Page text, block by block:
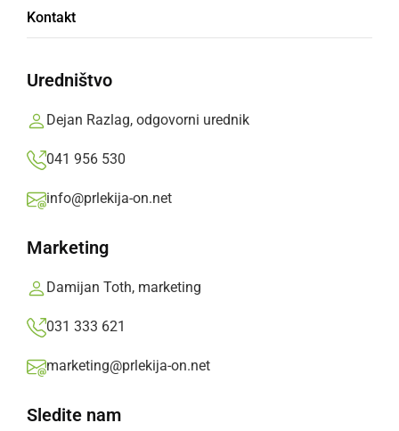
Kontakt
Uredništvo
Dejan Razlag, odgovorni urednik
041 956 530
info@prlekija-on.net
Marketing
Damijan Toth, marketing
031 333 621
marketing@prlekija-on.net
Sledite nam